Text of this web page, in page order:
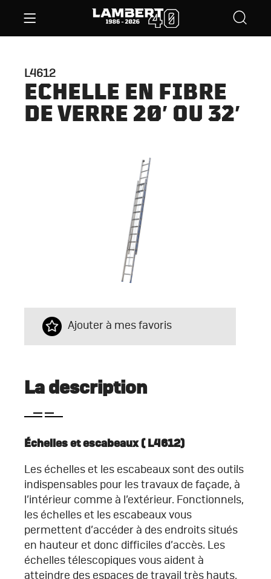
L4612
ECHELLE EN FIBRE
DE VERRE 20′ OU 32′
Ajouter à mes favoris
La description
Échelles et escabeaux ( L4612)
Les échelles et les escabeaux sont des outils
indispensables pour les travaux de façade, à
l’intérieur comme à l’extérieur. Fonctionnels,
les échelles et les escabeaux vous
permettent d’accéder à des endroits situés
en hauteur et donc difficiles d’accès. Les
échelles télescopiques vous aident à
atteindre des espaces de travail très hauts.